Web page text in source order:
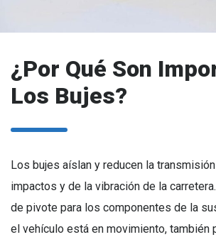
¿Por Qué Son
Los Bujes?
Los bujes aíslan y reducen la
impactos y de la vibración de la
de pivote para los componentes de la
el vehículo está en movimiento, también